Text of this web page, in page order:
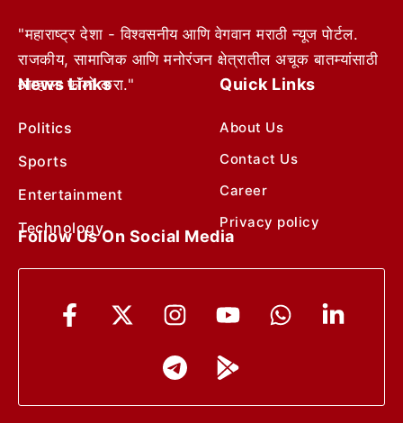
"महाराष्ट्र देशा - विश्वसनीय आणि वेगवान मराठी न्यूज पोर्टल.
राजकीय, सामाजिक आणि मनोरंजन क्षेत्रातील अचूक बातम्यांसाठी
आम्हाला फॉलो करा."
News Links
Politics
Sports
Entertainment
Technology
Quick Links
About Us
Contact Us
Career
Privacy policy
Follow Us On Social Media